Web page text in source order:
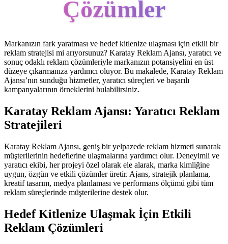
Çözümler
Markanızın fark yaratması ve hedef kitlenize ulaşması için etkili bir
reklam stratejisi mi arıyorsunuz? Karatay Reklam Ajansı, yaratıcı ve
sonuç odaklı reklam çözümleriyle markanızın potansiyelini en üst
düzeye çıkarmanıza yardımcı oluyor. Bu makalede, Karatay Reklam
Ajansı’nın sunduğu hizmetler, yaratıcı süreçleri ve başarılı
kampanyalarının örneklerini bulabilirsiniz.
Karatay Reklam Ajansı: Yaratıcı Reklam
Stratejileri
Karatay Reklam Ajansı, geniş bir yelpazede reklam hizmeti sunarak
müşterilerinin hedeflerine ulaşmalarına yardımcı olur. Deneyimli ve
yaratıcı ekibi, her projeyi özel olarak ele alarak, marka kimliğine
uygun, özgün ve etkili çözümler üretir. Ajans, stratejik planlama,
kreatif tasarım, medya planlaması ve performans ölçümü gibi tüm
reklam süreçlerinde müşterilerine destek olur.
Hedef Kitlenize Ulaşmak İçin Etkili
Reklam Çözümleri